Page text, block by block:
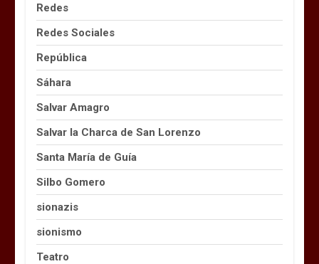
Redes
Redes Sociales
República
Sáhara
Salvar Amagro
Salvar la Charca de San Lorenzo
Santa María de Guía
Silbo Gomero
sionazis
sionismo
Teatro